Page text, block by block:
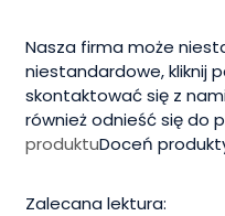
Nasza firma może
niestandardowe, kliknij
skontaktować się z
również odnieść się do
produktuDoceń
Zalecana lektura: